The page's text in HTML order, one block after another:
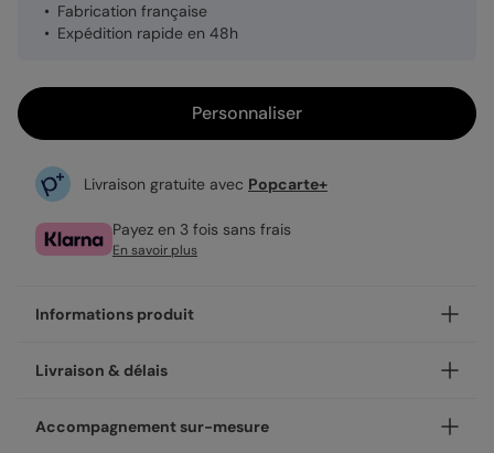
Fabrication française
Expédition rapide en 48h
Personnaliser
Livraison gratuite avec Popcarte+
Payez en 3 fois sans frais
En savoir plus
Informations produit
Personnalisez votre save the date Délicate Signature,
Nos enveloppes
Livraison & délais
Votre création est imprimée avec soin en 24h ou 48h dans
Accompagnement sur-mesure